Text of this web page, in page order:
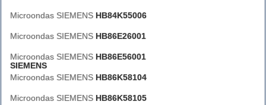
Microondas SIEMENS HB84K55006
Microondas SIEMENS HB86E26001
Microondas SIEMENS HB86E56001
SIEMENS
Microondas SIEMENS HB86K58104
Microondas SIEMENS HB86K58105